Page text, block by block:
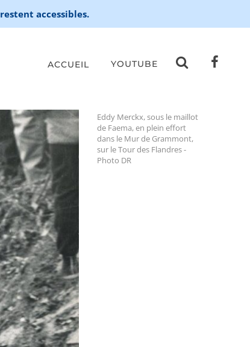
accessibles.
ACCUEIL YOUTUBE
Eddy Merckx, sous le maillot
de Faema, en plein effort
dans le Mur de Grammont,
sur le Tour des Flandres -
Photo DR